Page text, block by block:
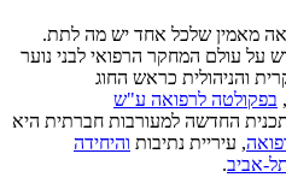
מאמין שלכל אחד יש מה לתת.
על עולם המחקר הרפואי לבני נוער
והניהולית כראש החוג
בפקולטה לרפואה ע"ש
החדשה למעורבות חברתית היא
, עיריית נתיבות והיחידה
אביב.